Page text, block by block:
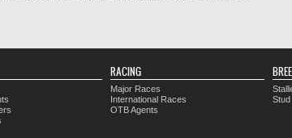
RACING
Major Races
International Races
OTB Agents